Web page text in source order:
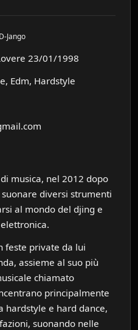
Jango
23/01/1998
Edm, Hardstyle
musica, nel 2012 dopo
diversi strumenti
al mondo del djing e
feste private da lui
assieme al suo più
chiamato
principalmente
hardstyle e hard dance,
suonando nelle